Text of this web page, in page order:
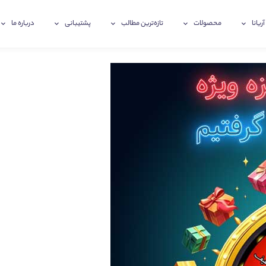
آریانا محصولات تازه‌ترین‌ مطالب پشتیبانی درباره ما